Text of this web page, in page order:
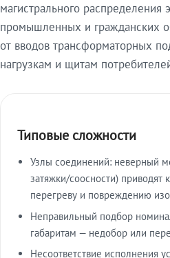
магистрального распределения
промышленных и гражданских
от вводов трансформаторных
нагрузкам и щитам
Типовые сложности
Узлы соединений: неверный
затяжки/соосности) приводят
перегреву и повреждению
Неправильный подбор
габаритам — недобор или
Несоответствие исполнения